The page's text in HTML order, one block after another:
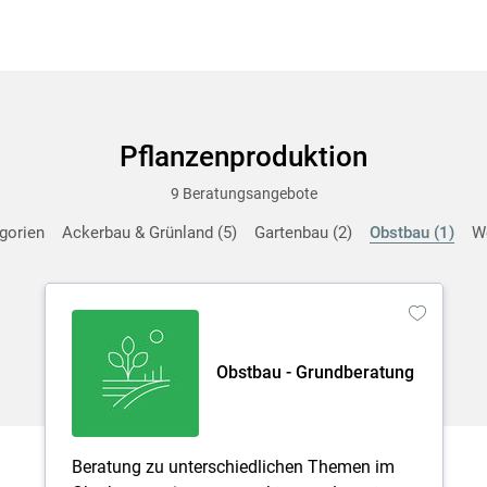
Pflanzenproduktion
9 Beratungsangebote
Ackerbau & Grünland 5 Gartenbau 2 Obstbau 1
Obstbau - Grundberatung
Beratung zu unterschiedlichen Themen im